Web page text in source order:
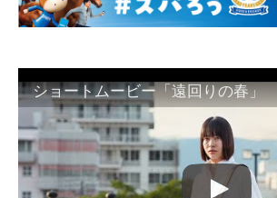
ショートムービー「遠回りの春」